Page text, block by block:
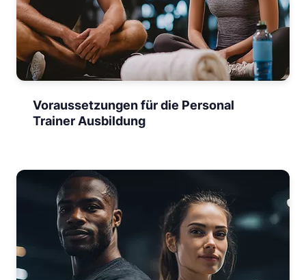
Voraussetzungen für die Personal
Trainer Ausbildung